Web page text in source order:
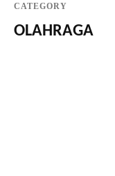
CATEGORY
OLAHRAGA